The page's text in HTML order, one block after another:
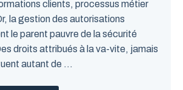
clients, processus métier
la gestion des autorisations
le parent pauvre de la sécurité
droits attribués à la va-vite, jamais
autant de ...